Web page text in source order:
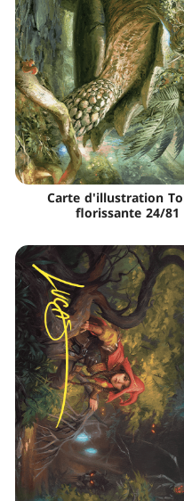
Carte d'illustration
florissante 24/81